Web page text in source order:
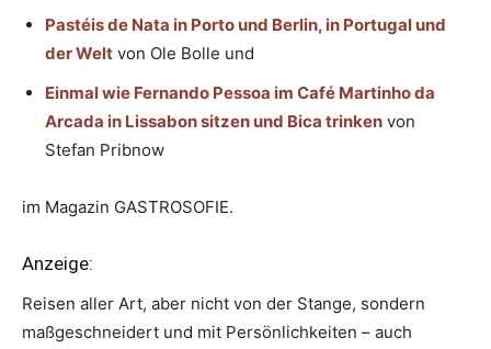
Pastéis de Nata in Porto und Berlin, in Portugal und
der Welt von Ole Bolle und
Einmal wie Fernando Pessoa im Café Martinho da
Arcada in Lissabon sitzen und Bica trinken von
Stefan Pribnow
im Magazin GASTROSOFIE.
Anzeige:
Reisen aller Art, aber nicht von der Stange, sondern
maßgeschneidert und mit Persönlichkeiten – auch